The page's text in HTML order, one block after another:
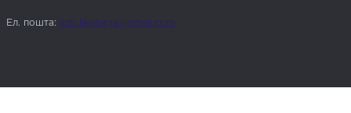
Ел. пошта: info.likebags@gmail.com